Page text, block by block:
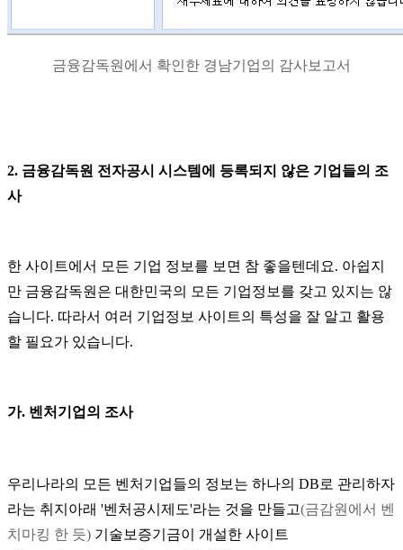
금융감독원에서 확인한 경남기업의 감사보고서
2. 금융감독원 전자공시 시스템에 등록되지 않은 기업들의 조
사
한 사이트에서 모든 기업 정보를 보면 참 좋을텐데요. 아쉽지
만 금융감독원은 대한민국의 모든 기업정보를 갖고 있지는 않
습니다. 따라서 여러 기업정보 사이트의 특성을 잘 알고 활용
할 필요가 있습니다.
가. 벤처기업의 조사
우리나라의 모든 벤처기업들의 정보는 하나의 DB로 관리하자
라는 취지아래 '벤처공시제도'라는 것을 만들고(금감원에서 벤
치마킹 한 듯) 기술보증기금이 개설한 사이트